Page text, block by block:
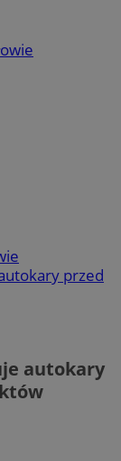
przed
autokary